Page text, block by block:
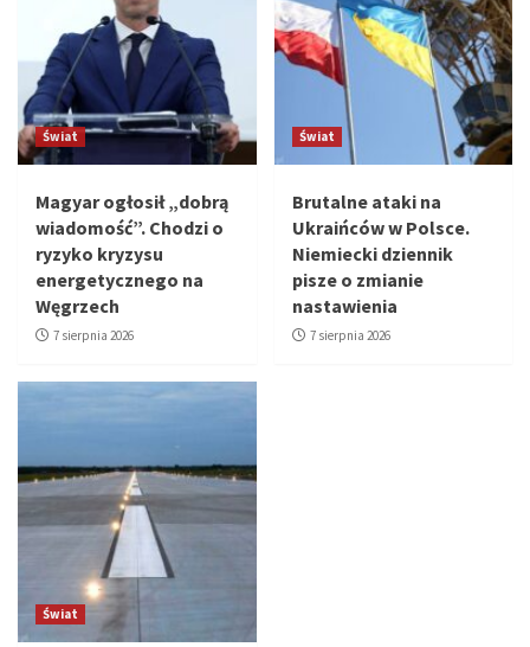
Świat
Magyar ogłosił „dobrą
wiadomość”. Chodzi o
ryzyko kryzysu
energetycznego na
Węgrzech
7 sierpnia 2026
Świat
Brutalne ataki na
Ukraińców w Polsce.
Niemiecki dziennik
pisze o zmianie
nastawienia
7 sierpnia 2026
Świat